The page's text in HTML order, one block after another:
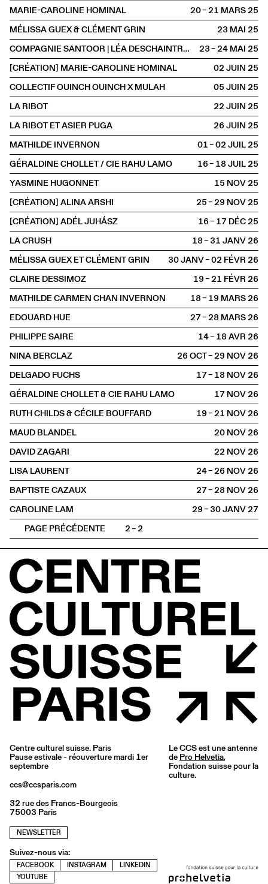
MARIE-CAROLINE HOMINAL
20 – 21 MARS2025
MÉLISSA GUEX & CLÉMENT GRIN
23 MAI2025
COMPAGNIE SANTOOR | LÉA DESCHAINTRES & ILARIO SANTORO
23 – 24 MAI2025
[CRÉATION] MARIE-CAROLINE HOMINAL
02 JUIN2025
COLLECTIF OUINCH OUINCH X MULAH
05 JUIN2025
LA RIBOT
22 JUIN2025
LA RIBOT ET ASIER PUGA
26 JUIN2025
MATHILDE INVERNON
01 – 02 JUIL2025
GÉRALDINE CHOLLET / CIE RAHU LAMO
16 – 18 JUIL2025
YASMINE HUGONNET
15 NOV2025
[CRÉATION] ALINA ARSHI
25 – 29 NOV2025
[CRÉATION] ADÉL JUHÁSZ
16 – 17 DÉC2025
LA CRUSH
18 – 31 JANV2026
MÉLISSA GUEX ET CLÉMENT GRIN
30 JANV – 02 FÉVR2026
CLAIRE DESSIMOZ
19 – 21 FÉVR2026
MATHILDE CARMEN CHAN INVERNON
18 – 19 MARS2026
EDOUARD HUE
27 – 28 MARS2026
PHILIPPE SAIRE
14 – 18 AVR2026
NINA BERCLAZ
26 OCT – 29 NOV2026
DELGADO FUCHS
17 – 18 NOV2026
GÉRALDINE CHOLLET & CIE RAHU LAMO
17 NOV2026
RUTH CHILDS & CÉCILE BOUFFARD
19 – 21 NOV2026
MAUD BLANDEL
20 NOV2026
DAVID ZAGARI
22 NOV2026
LISA LAURENT
24 – 26 NOV2026
BAPTISTE CAZAUX
27 – 28 NOV2026
CAROLINE LAM
29 – 30 JANV2027
PAGE PRÉCÉDENTE
2 – 2
Centre culturel suisse. Paris
Pause estivale - réouverture mardi 1er
septembre
ccs@ccsparis.com
32 rue des Francs-Bourgeois
75003 Paris
NEWSLETTER
Suivez-nous via:
FACEBOOK INSTAGRAM
LINKEDIN
YOUTUBE
Le CCS est une antenne
de Pro Helvetia,
Fondation suisse pour la
culture.